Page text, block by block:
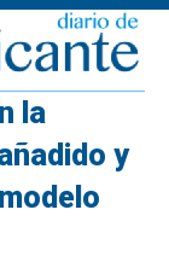
la
y